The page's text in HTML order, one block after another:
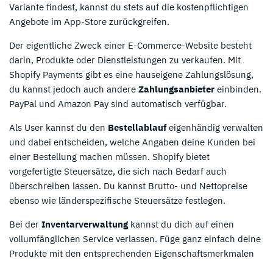
Variante findest, kannst du stets auf die kostenpflichtigen
Angebote im App-Store zurückgreifen.
Der eigentliche Zweck einer E-Commerce-Website besteht
darin, Produkte oder Dienstleistungen zu verkaufen. Mit
Shopify Payments gibt es eine hauseigene Zahlungslösung,
du kannst jedoch auch andere Zahlungsanbieter einbinden.
PayPal und Amazon Pay sind automatisch verfügbar.
Als User kannst du den Bestellablaufeigenhändig verwalten
und dabei entscheiden, welche Angaben deine Kunden bei
einer Bestellung machen müssen. Shopify bietet
vorgefertigte Steuersätze, die sich nach Bedarf auch
überschreiben lassen. Du kannst Brutto- und Nettopreise
ebenso wie länderspezifische Steuersätze festlegen.
Bei der Inventarverwaltung kannst du dich auf einen
vollumfänglichen Service verlassen. Füge ganz einfach deine
Produkte mit den entsprechenden Eigenschaftsmerkmalen